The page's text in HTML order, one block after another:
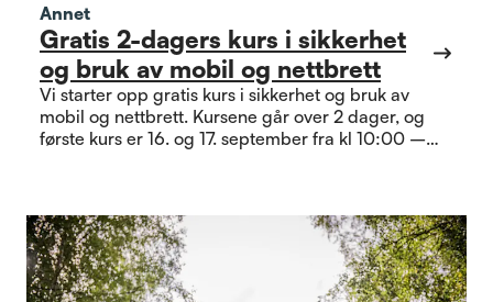
Annet
Gratis 2-dagers kurs i sikkerhet
og bruk av mobil og nettbrett
Vi starter opp gratis kurs i sikkerhet og bruk av
mobil og nettbrett. Kursene går over 2 dager, og
første kurs er 16. og 17. september fra kl 10:00 –